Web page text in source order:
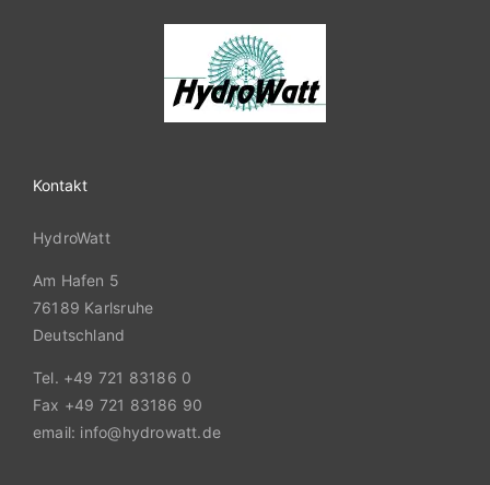
Kontakt
HydroWatt
Am Hafen 5
76189 Karlsruhe
Deutschland
Tel. +49 721 83186 0
Fax +49 721 83186 90
email: info@hydrowatt.de